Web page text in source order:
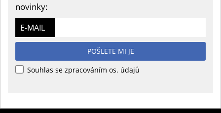
novinky:
E-MAIL
POŠLETE MI JE
Souhlas se zpracováním os. údajů